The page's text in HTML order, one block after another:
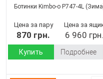
Ботинки Kimbo-o P747-4L
Цена за пару
870 грн.
Цена за
6 960 грн.
Купить Подробнее